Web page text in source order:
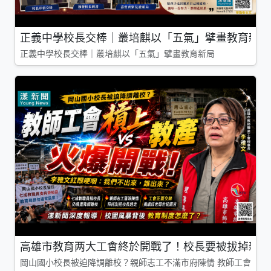
正義中學校長交棒｜叢培麒以「五氣」擘畫教育新局
正義中學校長交棒｜叢培麒以「五氣」擘畫教育新局
高雄市教育两大工會終於開戰了！校長要被拔掉親
岡山國小校長被迫降調離校？親師志工不滿市府陳情 教師工會槓